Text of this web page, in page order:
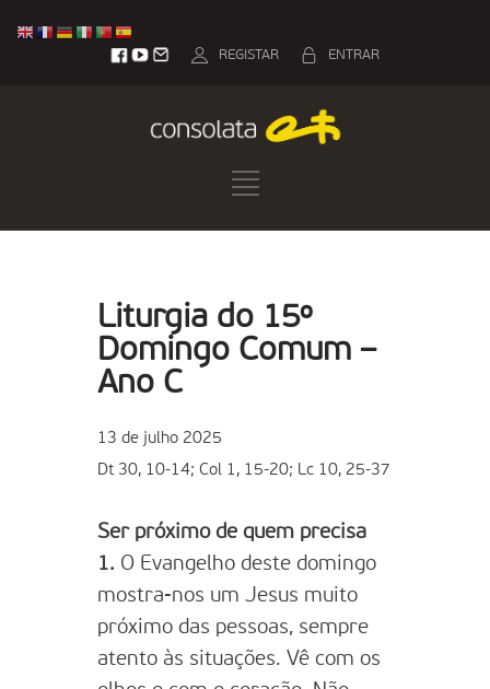
ENTRAR
REGISTAR
Liturgia do 15º
Domingo Comum –
Ano C
13 de julho 2025
Dt 30, 10-14; Col 1, 15-20; Lc 10, 25-37
Ser próximo de quem precisa
1. O Evangelho deste domingo
mostra-nos um Jesus muito
próximo das pessoas, sempre
atento às situações. Vê com os